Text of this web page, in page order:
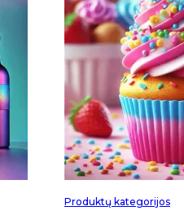
Produktų kategorijos